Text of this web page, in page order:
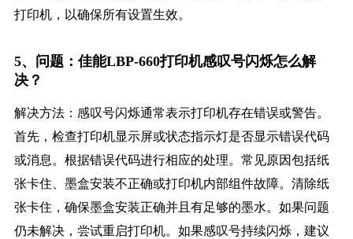
打印机，以确保所有设置生效。
5、问题：佳能LBP-660打印机感叹号闪烁怎么解
决？
解决方法：感叹号闪烁通常表示打印机存在错误或警告。
首先，检查打印机显示屏或状态指示灯是否显示错误代码
或消息。根据错误代码进行相应的处理。常见原因包括纸
张卡住、墨盒安装不正确或打印机内部组件故障。清除纸
张卡住，确保墨盒安装正确并且有足够的墨水。如果问题
仍未解决，尝试重启打印机。如果感叹号持续闪烁，建议